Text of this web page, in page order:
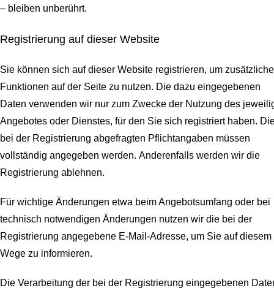
– bleiben unberührt.
Registrierung auf dieser Website
Sie können sich auf dieser Website registrieren, um zusätzliche
Funktionen auf der Seite zu nutzen. Die dazu eingegebenen
Daten verwenden wir nur zum Zwecke der Nutzung des
Angebotes oder Dienstes, für den Sie sich registriert haben.
bei der Registrierung abgefragten Pflichtangaben müssen
vollständig angegeben werden. Anderenfalls werden wir die
Registrierung ablehnen.
Für wichtige Änderungen etwa beim Angebotsumfang oder bei
technisch notwendigen Änderungen nutzen wir die bei der
Registrierung angegebene E-Mail-Adresse, um Sie auf diesem
Wege zu informieren.
Die Verarbeitung der bei der Registrierung eingegebenen